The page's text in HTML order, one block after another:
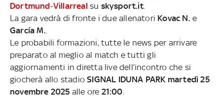
Dortmund-Villarreal su skysport.it.
La gara vedrà di fronte i due allenatori Kovac N. e
García M.
Le probabili formazioni, tutte le news per arrivare
preparato al meglio al match e tutti gli
aggiornamenti in diretta live dell’incontro che si
giocherà allo stadioSIGNAL IDUNA PARK martedì 25
novembre 2025 alle ore 21:00